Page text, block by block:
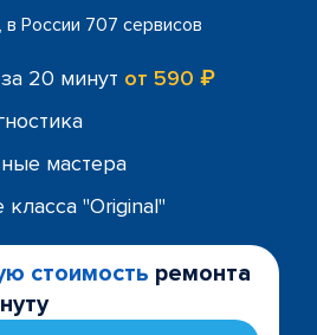
в России 707 сервисов
20 минут от 590 ₽
мастера
"Original"
стоимость ремонта